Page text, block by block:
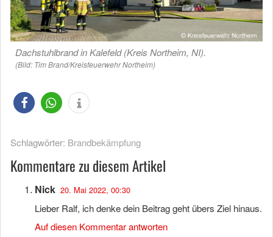
Dachstuhlbrand in Kalefeld (Kreis Northeim, NI).
(Bild: Tim Brand/Kreisfeuerwehr Northeim)
Schlagwörter: Brandbekämpfung
Kommentare zu diesem Artikel
Nick 20. Mai 2022, 00:30
Lieber Ralf, ich denke dein Beitrag geht übers Ziel hinaus.
Auf diesen Kommentar antworten